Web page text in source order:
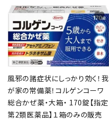
風邪の諸症状にしっかり効く！我
が家の常備薬！コルゲンコーワ
総合かぜ薬・大箱・ 170錠【指定
第2類医薬品】１箱のみの販売
favorite